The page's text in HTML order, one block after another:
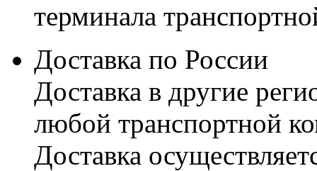
терминала
Доставка по России
Доставка в другие
любой транспортной
Доставка